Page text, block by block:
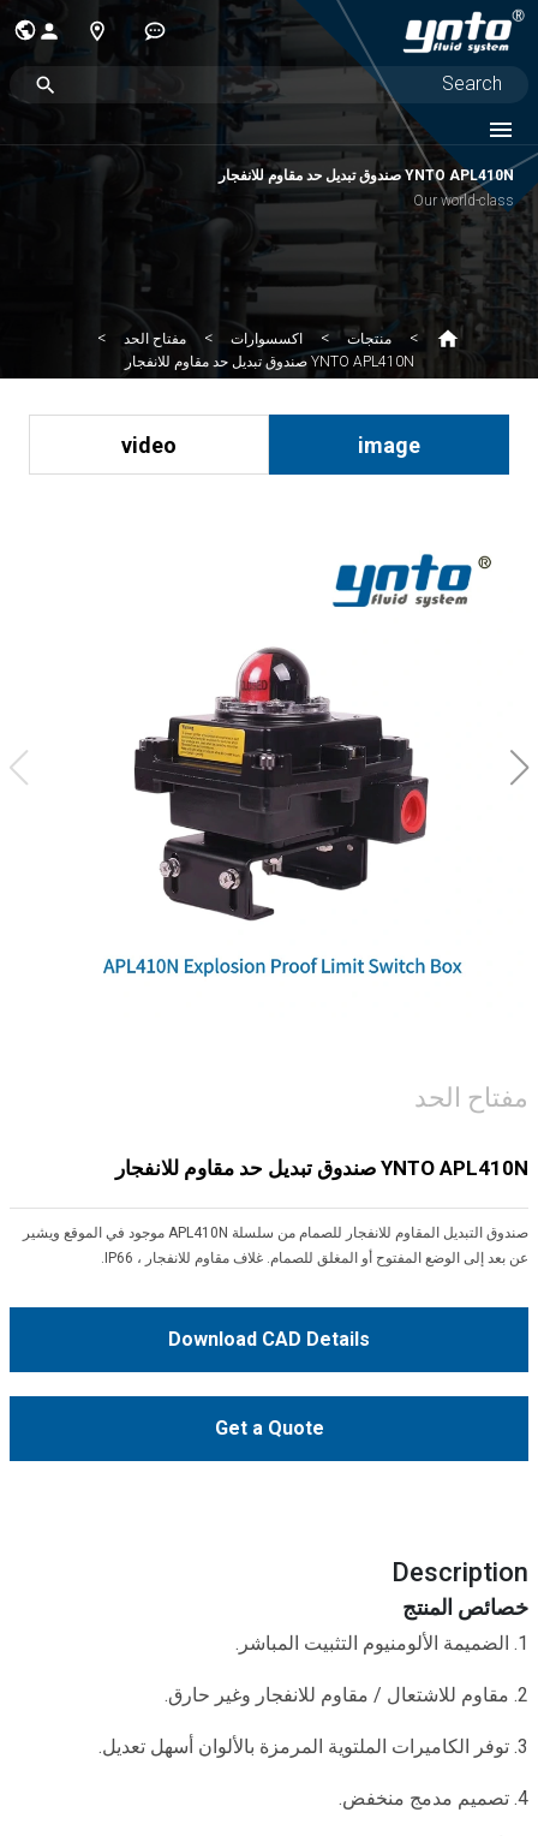
YNTO APL410N صندوق تبديل حد مقاوم للانفجار
Our world-class
منتجات اكسسوارات
مفتاح الحد
YNTO APL410N صندوق تبديل حد مقاوم للانفجار
image
video
مفتاح الحد
YNTO APL410N صندوق تبديل حد مقاوم للانفجار
صندوق التبديل المقاوم للانفجار للصمام من سلسلة APL410N موجود في الموقع ويشير
عن بعد إلى الوضع المفتوح أو المغلق للصمام. غلاف مقاوم للانفجار ، IP66.
Download CAD Details
Get a Quote
Description
خصائص المنتج
1. الضميمة الألومنيوم التثبيت المباشر.
2. مقاوم للاشتعال / مقاوم للانفجار وغير حارق.
3. توفر الكاميرات الملتوية المرمزة بالألوان أسهل تعديل.
4. تصميم مدمج منخفض.